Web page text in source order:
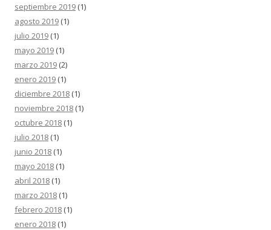
septiembre 2019 (1)
agosto 2019 (1)
julio 2019 (1)
mayo 2019 (1)
marzo 2019 (2)
enero 2019 (1)
diciembre 2018 (1)
noviembre 2018 (1)
octubre 2018 (1)
julio 2018 (1)
junio 2018 (1)
mayo 2018 (1)
abril 2018 (1)
marzo 2018 (1)
febrero 2018 (1)
enero 2018 (1)